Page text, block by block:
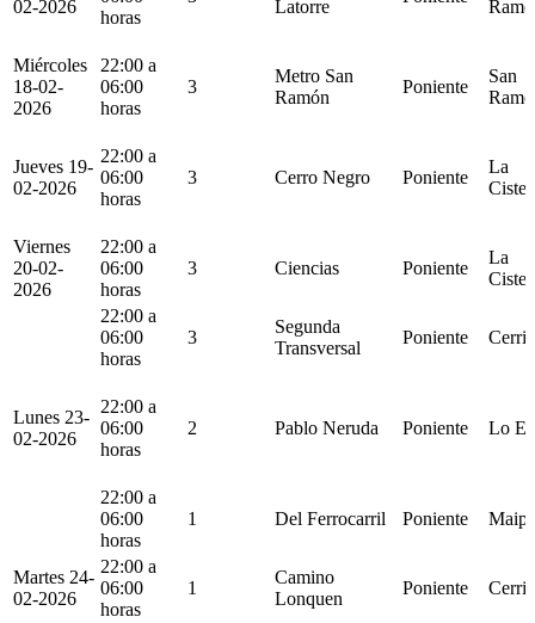
02-2026
horas
Latorre
Miércoles
18-02-
2026
22:00 a
06:00
horas
3
Metro San
Ramón
Poniente
San
Jueves 19-
02-2026
22:00 a
06:00
horas
3 Cerro Negro Poniente
La
Viernes
20-02-
2026
22:00 a
06:00
horas
3 Ciencias Poniente
La
22:00 a
06:00
horas
3
Segunda
Transversal
Poniente
Lunes 23-
02-2026
22:00 a
06:00
horas
2 Pablo Neruda Poniente Lo
22:00 a
06:00
horas
1 Del Ferrocarril Poniente
Martes 24-
02-2026
22:00 a
06:00
horas
1
Camino
Lonquen
Poniente